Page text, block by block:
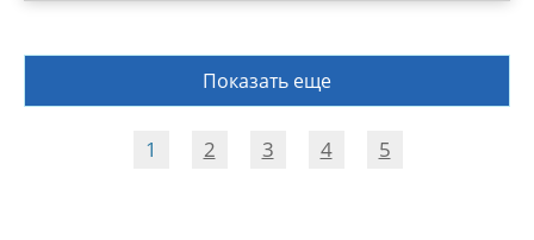
Показать еще
1 2 3 4 5